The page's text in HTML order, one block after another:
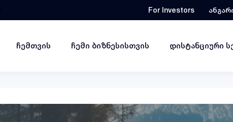
For Investors
ჩემთვის ჩემი ბიზნესისთვის დისტანციური